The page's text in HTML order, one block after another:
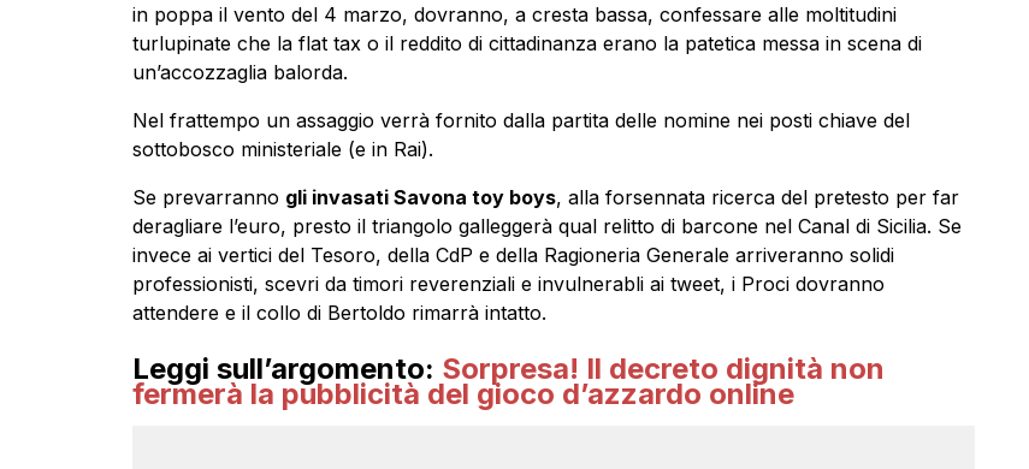
in poppa il vento del 4 marzo, dovranno, a cresta bassa, confessare alle moltitudini
turlupinate che la flat tax o il reddito di cittadinanza erano la patetica messa in scena di
un’accozzaglia balorda.
Nel frattempo un assaggio verrà fornito dalla partita delle nomine nei posti chiave del
sottobosco ministeriale (e in Rai).
Se prevarranno gli invasati Savona toy boys, alla forsennata ricerca del pretesto per far
deragliare l’euro, presto il triangolo galleggerà qual relitto di barcone nel Canal di Sicilia. Se
invece ai vertici del Tesoro, della CdP e della Ragioneria Generale arriveranno solidi
professionisti, scevri da timori reverenziali e invulnerabli ai tweet, i Proci dovranno
attendere e il collo di Bertoldo rimarrà intatto.
Leggi sull’argomento: Sorpresa! Il decreto dignità non
fermerà la pubblicità del gioco d’azzardo online